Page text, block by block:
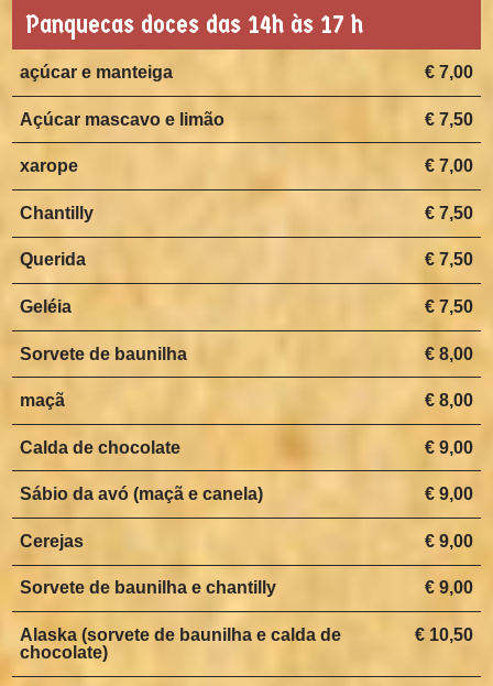
Panquecas doces das 14h às 17 h
€ 7,00
açúcar e manteiga
€ 7,50
Açúcar mascavo e limão
€ 7,00
xarope
€ 7,50
Chantilly
€ 7,50
Querida
€ 7,50
Geléia
€ 8,00
Sorvete de baunilha
€ 8,00
maçã
€ 9,00
Calda de chocolate
€ 9,00
Sábio da avó (maçã e canela)
€ 9,00
Cerejas
€ 9,00
Sorvete de baunilha e chantilly
€ 10,50
Alaska (sorvete de baunilha e calda de
chocolate)